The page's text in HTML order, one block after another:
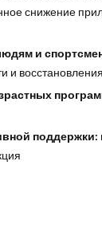
снижение
и
и восстановления
поддержки: